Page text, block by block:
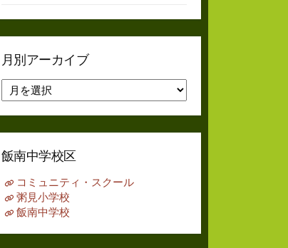
月別アーカイブ
別
ア
ー
イ
飯南中学校区
コミュニティ・スクール
粥見小学校
飯南中学校